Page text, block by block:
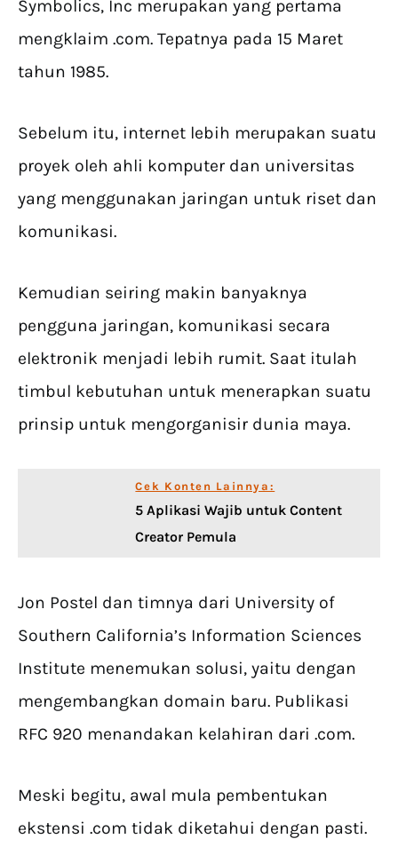
Symbolics, Inc merupakan yang pertama
mengklaim .com. Tepatnya pada 15 Maret
tahun 1985.
Sebelum itu, internet lebih merupakan suatu
proyek oleh ahli komputer dan universitas
yang menggunakan jaringan untuk riset dan
komunikasi.
Kemudian seiring makin banyaknya
pengguna jaringan, komunikasi secara
elektronik menjadi lebih rumit. Saat itulah
timbul kebutuhan untuk menerapkan suatu
prinsip untuk mengorganisir dunia maya.
Cek Konten Lainnya:
5 Aplikasi Wajib untuk Content
Creator Pemula
Jon Postel dan timnya dari University of
Southern California’s Information Sciences
Institute menemukan solusi, yaitu dengan
mengembangkan domain baru. Publikasi
RFC 920 menandakan kelahiran dari .com.
Meski begitu, awal mula pembentukan
ekstensi .com tidak diketahui dengan pasti.